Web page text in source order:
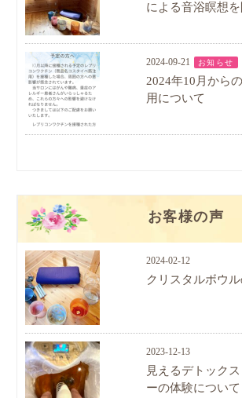
による音浴瞑想を
2024-09-21 お知らせ
2024年10月から
用について
お客様の声
2024-02-12
クリスタルボウ
2023-12-13
見えるデトック
ーの体験について